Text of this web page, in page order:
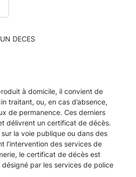
DECES
à domicile, il convient de
traitant, ou, en cas d’absence,
de permanence. Ces derniers
délivrent un certificat de décès.
la voie publique ou dans des
l’intervention des services de
le certificat de décès est
par les services de police